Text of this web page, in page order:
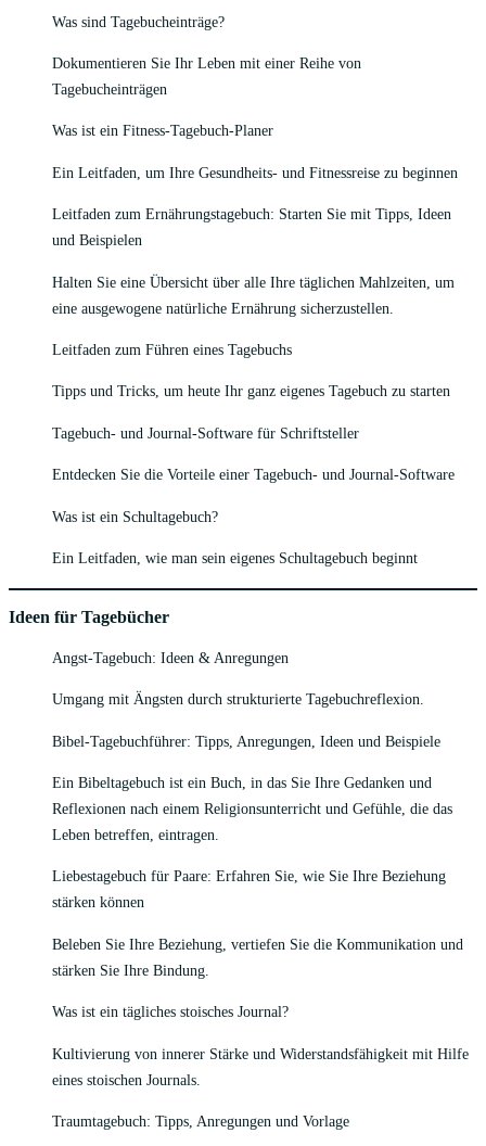
Was sind Tagebucheinträge?
Dokumentieren Sie Ihr Leben mit einer Reihe von
Tagebucheinträgen
Was ist ein Fitness-Tagebuch-Planer
Ein Leitfaden, um Ihre Gesundheits- und Fitnessreise zu beginnen
Leitfaden zum Ernährungstagebuch: Starten Sie mit Tipps, Ideen
und Beispielen
Halten Sie eine Übersicht über alle Ihre täglichen Mahlzeiten, um
eine ausgewogene natürliche Ernährung sicherzustellen.
Leitfaden zum Führen eines Tagebuchs
Tipps und Tricks, um heute Ihr ganz eigenes Tagebuch zu starten
Tagebuch- und Journal-Software für Schriftsteller
Entdecken Sie die Vorteile einer Tagebuch- und Journal-Software
Was ist ein Schultagebuch?
Ein Leitfaden, wie man sein eigenes Schultagebuch beginnt
Ideen für Tagebücher
Angst-Tagebuch: Ideen & Anregungen
Umgang mit Ängsten durch strukturierte Tagebuchreflexion.
Bibel-Tagebuchführer: Tipps, Anregungen, Ideen und Beispiele
Ein Bibeltagebuch ist ein Buch, in das Sie Ihre Gedanken und
Reflexionen nach einem Religionsunterricht und Gefühle, die das
Leben betreffen, eintragen.
Liebestagebuch für Paare: Erfahren Sie, wie Sie Ihre Beziehung
stärken können
Beleben Sie Ihre Beziehung, vertiefen Sie die Kommunikation und
stärken Sie Ihre Bindung.
Was ist ein tägliches stoisches Journal?
Kultivierung von innerer Stärke und Widerstandsfähigkeit mit Hilfe
eines stoischen Journals.
Traumtagebuch: Tipps, Anregungen und Vorlage